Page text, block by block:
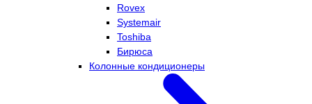
Rovex
Systemair
Toshiba
Бирюса
Колонные кондиционеры